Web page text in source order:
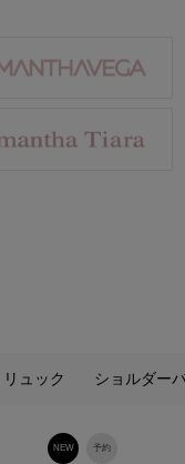
リュック ショルダー
予約
NEW